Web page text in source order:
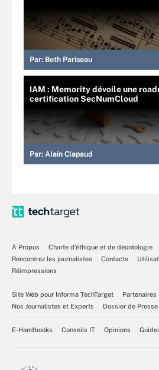
Par: Beth Pariseau
IAM : Memority dévoile une
certification SecNumCloud
Par: Alain Clapaud
À Propos
Charte d’éthique et de déontologie
Rencontrez les journalistes
Contacts
Réimpressions
Site Web pour Informa TechTarget Partenaires
Nos Journalistes et Experts
Dossier de Presse
E-Handbooks Conseils IT Opinions